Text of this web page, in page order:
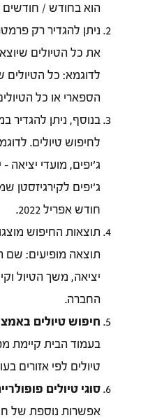
הוא בחודש /
ניתן להגדיר רק
את כל הטיולים
לדוגמא: כל הטיולים
הספארי או כל
לחיפוש טיולים.
ג'יפים לקירגיזסטן
חודש אפריל 2022.
תוצאות החיפוש
תוצאה מופיעים: שם
יציאה, משך הטיול
החברה.
חיפוש טיולים
בעמוד הבית קיימת
טיולים לפי אזורים
סוגי טיולים
אפשרות נוספת של